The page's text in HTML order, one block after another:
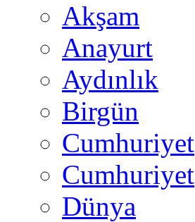
Akşam
Anayurt
Aydınlık
Birgün
Cumhuriyet
Cumhuriyet
Dünya